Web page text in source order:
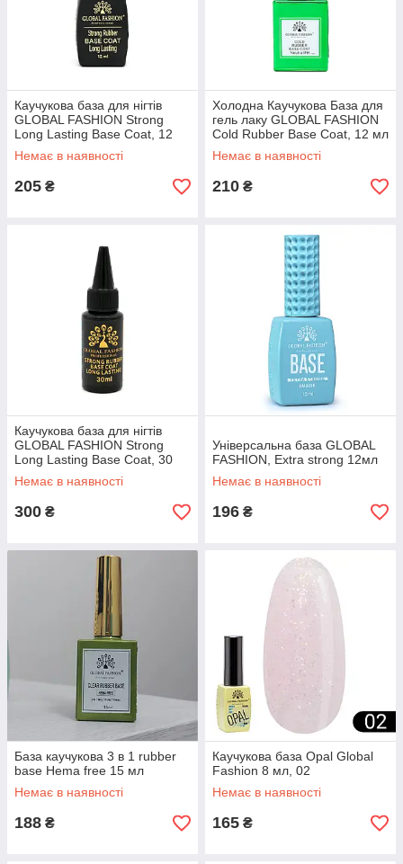
Каучукова база для нігтів
GLOBAL FASHION Strong
Long Lasting Base Coat, 12
мл
Немає в наявності
205 ₴
Холодна Каучукова База для
гель лаку GLOBAL FASHION
Cold Rubber Base Coat, 12 мл
Немає в наявності
210 ₴
Каучукова база для нігтів
GLOBAL FASHION Strong
Long Lasting Base Coat, 30
мл
Немає в наявності
300 ₴
Універсальна база GLOBAL
FASHION, Extra strong 12мл
Немає в наявності
196 ₴
База каучукова 3 в 1 rubber
base Hema free 15 мл
Немає в наявності
188 ₴
Каучукова база Opal Global
Fashion 8 мл, 02
Немає в наявності
165 ₴